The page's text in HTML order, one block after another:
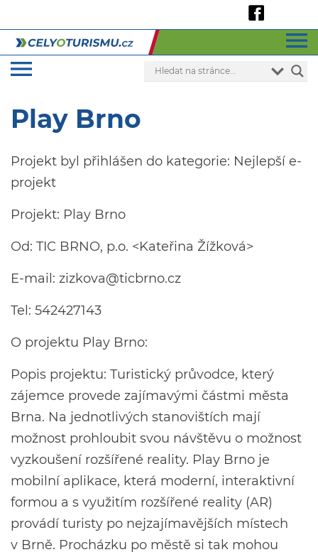
Play Brno
Projekt byl přihlášen do kategorie: Nejlepší e-
projekt
Projekt: Play Brno
Od: TIC BRNO, p.o. <Kateřina Žížková>
E-mail: zizkova@ticbrno.cz
Tel: 542427143
O projektu Play Brno:
Popis projektu: Turistický průvodce, který
zájemce provede zajímavými částmi města
Brna. Na jednotlivých stanovištích mají
možnost prohloubit svou návštěvu o možnost
vyzkoušení rozšířené reality. Play Brno je
mobilní aplikace, která moderní, interaktivní
formou a s využitím rozšířené reality (AR)
provádí turisty po nejzajímavějších místech
v Brně. Procházku po městě si tak mohou